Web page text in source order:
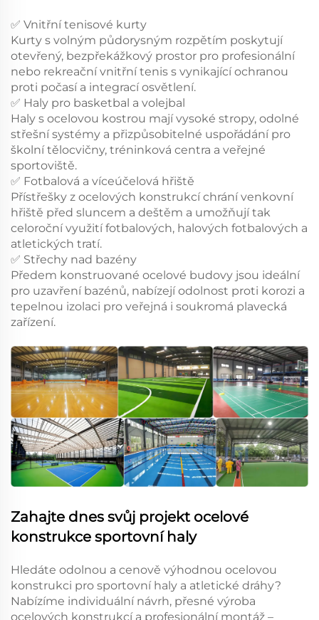
✅ Vnitřní tenisové kurty
Kurty s volným půdorysným rozpětím poskytují
otevřený, bezpřekážkový prostor pro profesionální
nebo rekreační vnitřní tenis s vynikající ochranou
proti počasí a integrací osvětlení.
✅ Haly pro basketbal a volejbal
Haly s ocelovou kostrou mají vysoké stropy, odolné
střešní systémy a přizpůsobitelné uspořádání pro
školní tělocvičny, tréninková centra a veřejné
sportoviště.
✅ Fotbalová a víceúčelová hřiště
Přístřešky z ocelových konstrukcí chrání venkovní
hřiště před sluncem a deštěm a umožňují tak
celoroční využití fotbalových, halových fotbalových a
atletických tratí.
✅ Střechy nad bazény
Předem konstruované ocelové budovy jsou ideální
pro uzavření bazénů, nabízejí odolnost proti korozi a
tepelnou izolaci pro veřejná i soukromá plavecká
zařízení.
Zahajte dnes svůj projekt ocelové
konstrukce sportovní haly
Hledáte odolnou a cenově výhodnou ocelovou
konstrukci pro sportovní haly a atletické dráhy?
Nabízíme individuální návrh, přesné výroba
ocelových konstrukcí a profesionální montáž –